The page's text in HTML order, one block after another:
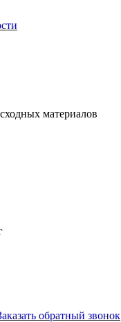
материалов
обратный звонок